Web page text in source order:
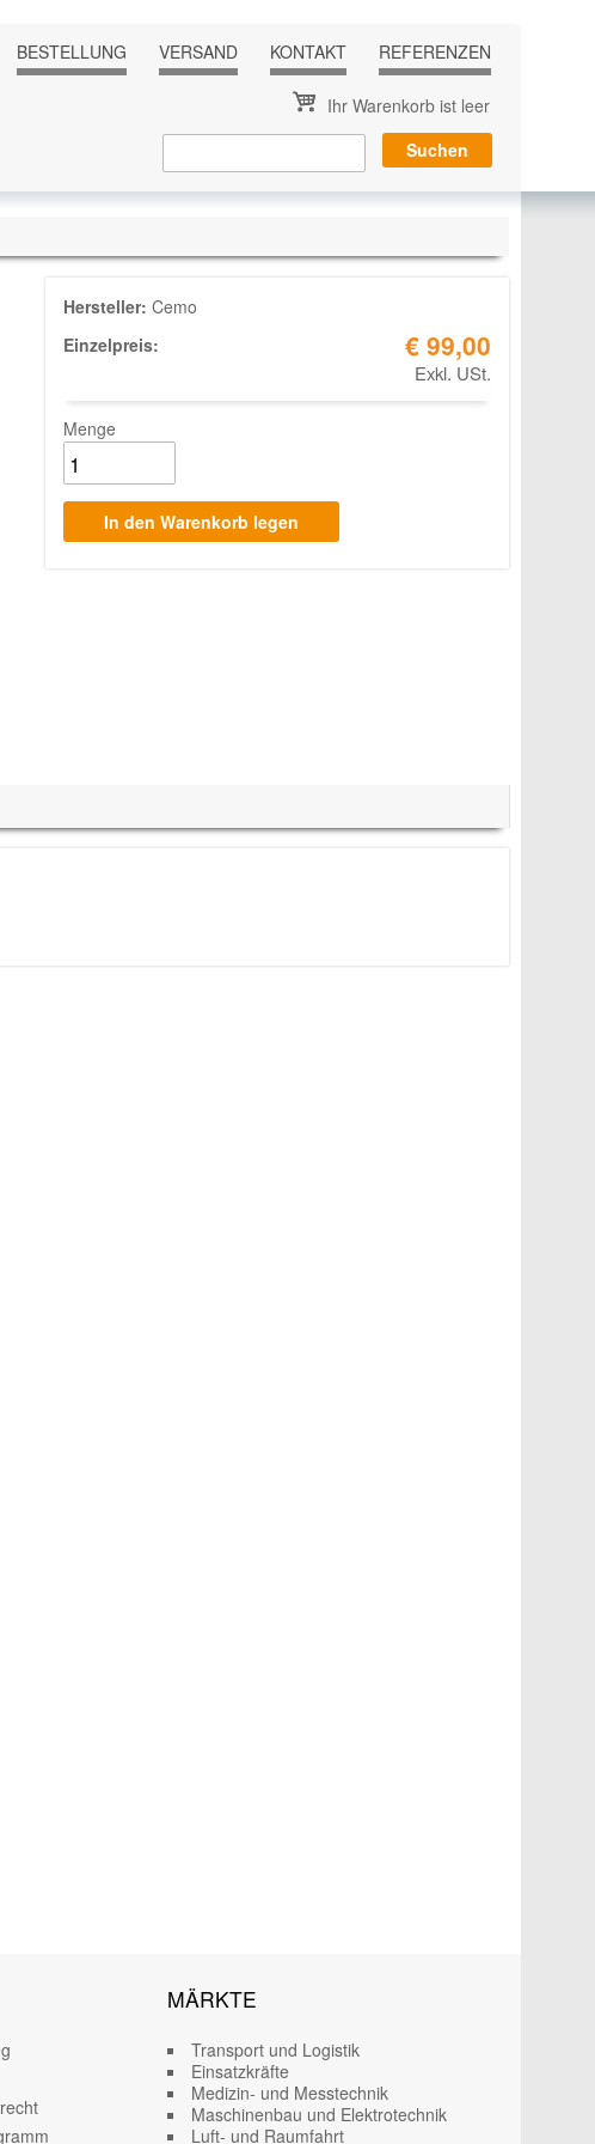
BESTELLUNG
VERSAND KONTAKT REFERENZEN
Ihr Warenkorb ist leer
Hersteller: Cemo
Einzelpreis:
€ 99,00
Exkl. USt.
Menge
MÄRKTE
Transport und Logistik
Einsatzkräfte
Medizin- und Messtechnik
Maschinenbau und Elektrotechnik
Luft- und Raumfahrt